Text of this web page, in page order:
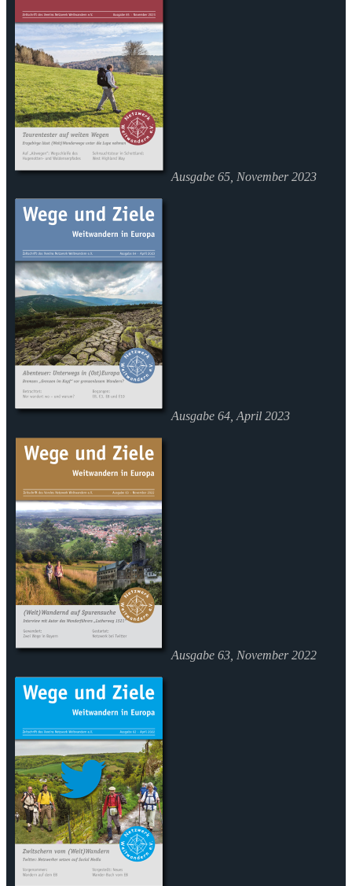
Ausgabe 65, November 2023
Ausgabe 64, April 2023
Ausgabe 63, November 2022